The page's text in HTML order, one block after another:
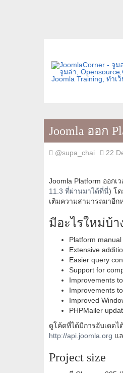
Joomla ออก
@supa_chai 22
Joomla Platform ออก
11.3 ที่ผ่านมาได้ที่นี่) โ
เติมความสามารถมาอีก
มีอะไรใหม่บ้า
Platform
Extensive
Easier query
Support for
Improvements
Improvements
Improved
PHPMailer
ดูโค้ดที่ได้มีการอับเดดไ
http://api.joomla.org แ
Project size